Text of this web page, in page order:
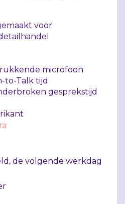
voor
microfoon
to-Talk tijd
gesprekstijd
de volgende werkdag